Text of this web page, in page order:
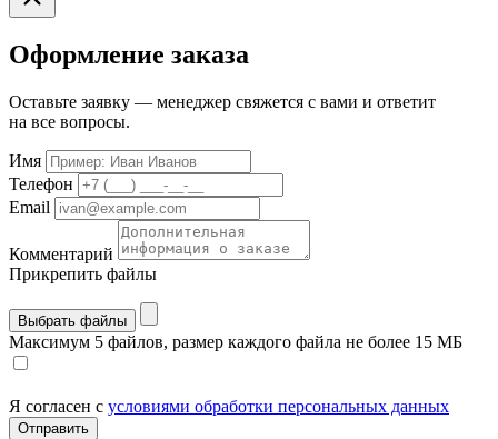
Оформление заказа
Оставьте заявку — менеджер свяжется с вами и ответит
на все вопросы.
Имя
Телефон
Email
Комментарий
Прикрепить файлы
Выбрать файлы
Максимум 5 файлов, размер каждого файла не более 15 МБ
Я согласен с условиями обработки персональных данных
Отправить